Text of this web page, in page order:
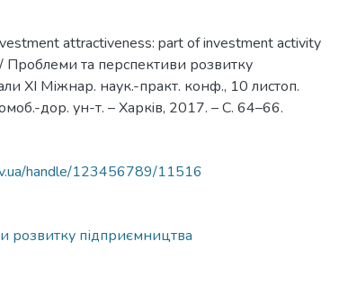
attractiveness: part of investment activity
Проблеми та перспективи розвитку
ХІ Міжнар. наук.-практ. конф., 10 листоп.
дор. ун-т. – Харкiв, 2017. – С. 64–66.
handle/123456789/11516
розвитку підприємництва